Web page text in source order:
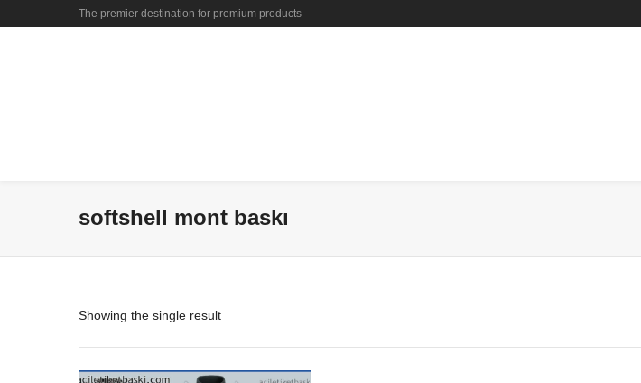
The premier destination for premium products
softshell mont baskı
Showing the single result